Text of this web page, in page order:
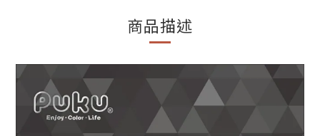
商品描述